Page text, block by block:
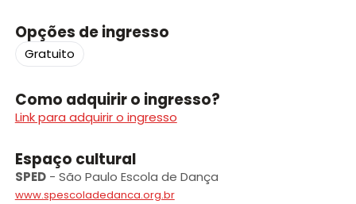
Opções de ingresso
Gratuito
Como adquirir o ingresso?
Link para adquirir o ingresso
Espaço cultural
SPED- São Paulo Escola de Dança
www.spescoladedanca.org.br